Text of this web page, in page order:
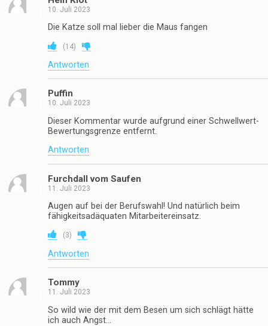
10. Juli 2023
Die Katze soll mal lieber die Maus fangen
(14)
Antworten
Puffin
10. Juli 2023
Dieser Kommentar wurde aufgrund einer Schwellwert-
Bewertungsgrenze entfernt.
Antworten
Furchdall vom Saufen
11. Juli 2023
Augen auf bei der Berufswahl! Und natürlich beim
fähigkeitsadäquaten Mitarbeitereinsatz.
(3)
Antworten
Tommy
11. Juli 2023
So wild wie der mit dem Besen um sich schlägt hätte
ich auch Angst…